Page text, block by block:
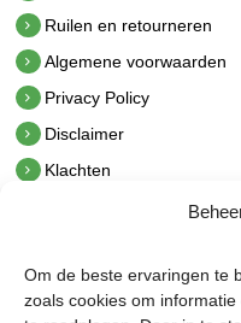
Om de beste ervaringen te
zoals cookies om
Ruilen en retourneren
Algemene voorwaarden
Privacy Policy
Disclaimer
Klachten
hetindustriehuis B.V.
De Hoek 1 1601 MR Enkhuizen